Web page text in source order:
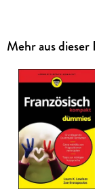
Inhaltsverzeichnis
Über die Autorin
Teil I: Erster Monat
Kapitel 1: Erste
Kapitel 2: Zweite
Kapitel 3: Dritte
Kapitel 4: Vierte
Kapitel 5: Test
Teil II: Zweiter
Mehr aus dieser